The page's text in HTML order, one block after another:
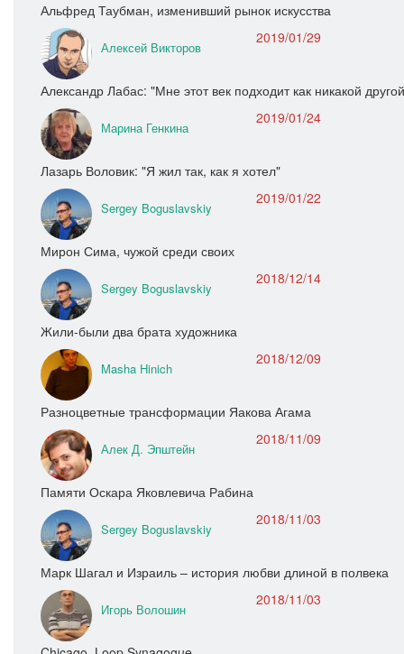
Альфред Таубман, изменивший рынок искусства
Алексей Викторов
2019/01/29
Александр Лабас: "Мне этот век подходит как никакой
Марина Генкина
2019/01/24
Лазарь Воловик: "Я жил так, как я хотел"
Sergey Boguslavskiy
2019/01/22
Мирон Сима, чужой среди своих
Sergey Boguslavskiy
2018/12/14
Жили-были два брата художника
Masha Hinich
2018/12/09
Разноцветные трансформации Яакова Агама
Алек Д. Эпштейн
2018/11/09
Памяти Оскара Яковлевича Рабина
Sergey Boguslavskiy
2018/11/03
Марк Шагал и Израиль – история любви длиной в полвека
Игорь Волошин
2018/11/03